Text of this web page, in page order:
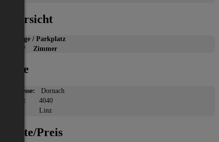
Übersicht
Garage / Parkplatz
/ Zimmer
Lage
Adresse:
Dornach
PLZ:
4040
Linz
Miete/Preis